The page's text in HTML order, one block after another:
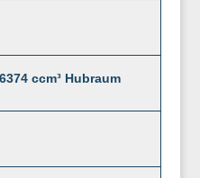
ccm³ Hubraum